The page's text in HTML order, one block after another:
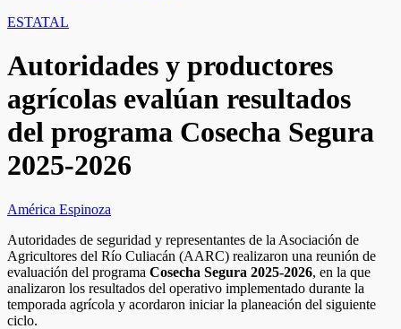
ESTATAL
Autoridades y productores
agrícolas evalúan resultados
del programa Cosecha Segura
2025-2026
América Espinoza
Autoridades de seguridad y representantes de la Asociación de
Agricultores del Río Culiacán (AARC) realizaron una reunión de
evaluación del programa Cosecha Segura 2025-2026, en la que
analizaron los resultados del operativo implementado durante la
temporada agrícola y acordaron iniciar la planeación del siguiente
ciclo.